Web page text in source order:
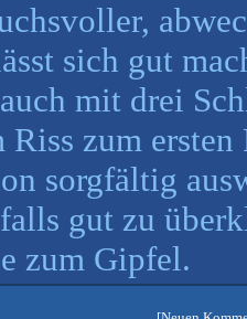
sich gut
mit drei
Riss zum
sorgfältig
gut zu
zum Gipfel.